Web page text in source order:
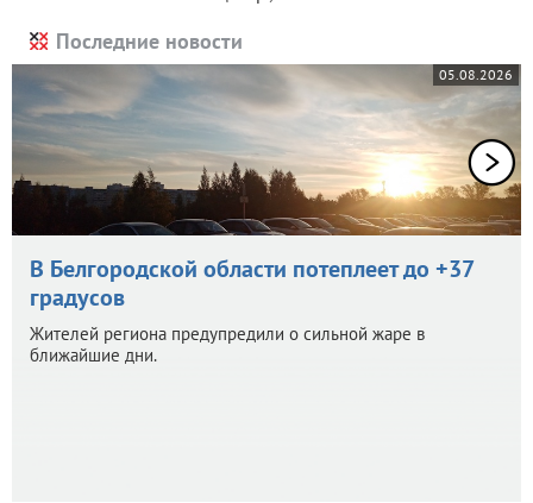
Последние новости
05.08.2026
В Белгородской области потеплеет до +37
градусов
Жителей региона предупредили о сильной жаре в
ближайшие дни.